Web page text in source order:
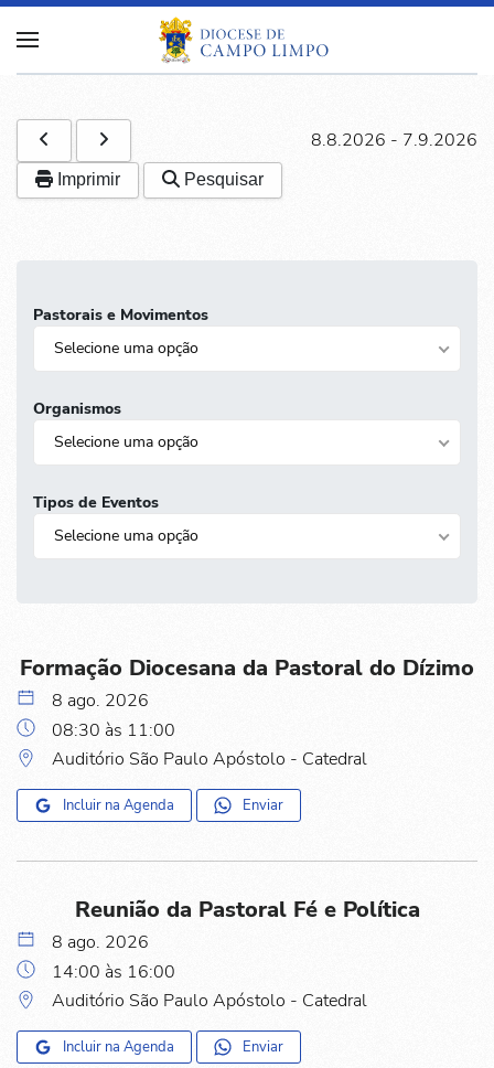
8.8.2026 - 7.9.2026
Imprimir Pesquisar
Pastorais e Movimentos
Selecione uma opção
Organismos
Selecione uma opção
Tipos de Eventos
Selecione uma opção
Formação Diocesana da Pastoral do Dízimo
8 ago. 2026
08:30 às 11:00
Auditório São Paulo Apóstolo - Catedral
Incluir na Agenda Enviar
Reunião da Pastoral Fé e Política
8 ago. 2026
14:00 às 16:00
Auditório São Paulo Apóstolo - Catedral
Incluir na Agenda Enviar